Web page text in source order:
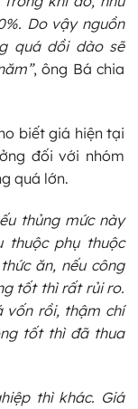
Do vậy nguồn
quá dồi dào sẽ
, ông Bá chia
biết giá hiện tại
đối với nhóm
quá lớn.
thủng mức này
thuộc phụ thuộc
ăn, nếu công
tốt thì rất rủi ro.
vốn rồi, thậm chí
tốt thì đã thua
thì khác. Giá